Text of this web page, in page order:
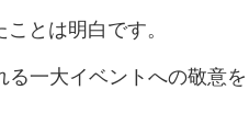
とは明白です。
一大イベントへの敬意を